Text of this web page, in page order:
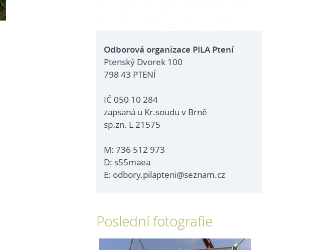
Odborová organizace PILA Ptení
Ptenský Dvorek 100
798 43 PTENÍ
IČ 050 10 284
zapsaná u Kr.soudu v Brně
sp.zn. L 21575
M: 736 512 973
D: s55maea
E: odbory.pilapteni@seznam.cz
Poslední fotografie